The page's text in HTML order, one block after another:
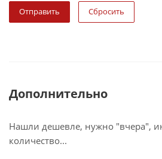
Сбросить
Дополнительно
Нашли дешевле, нужно "вчера",
количество...